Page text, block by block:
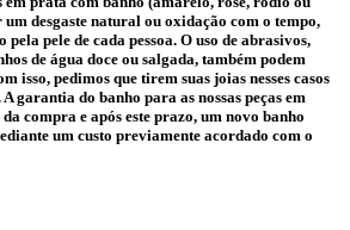
desgaste natural ou oxidação com o tempo,
pela pele de cada pessoa. O uso de abrasivos,
de água doce ou salgada, também podem
isso, pedimos que tirem suas joias nesses casos
garantia do banho para as nossas peças em
compra e após este prazo, um novo banho
um custo previamente acordado com o